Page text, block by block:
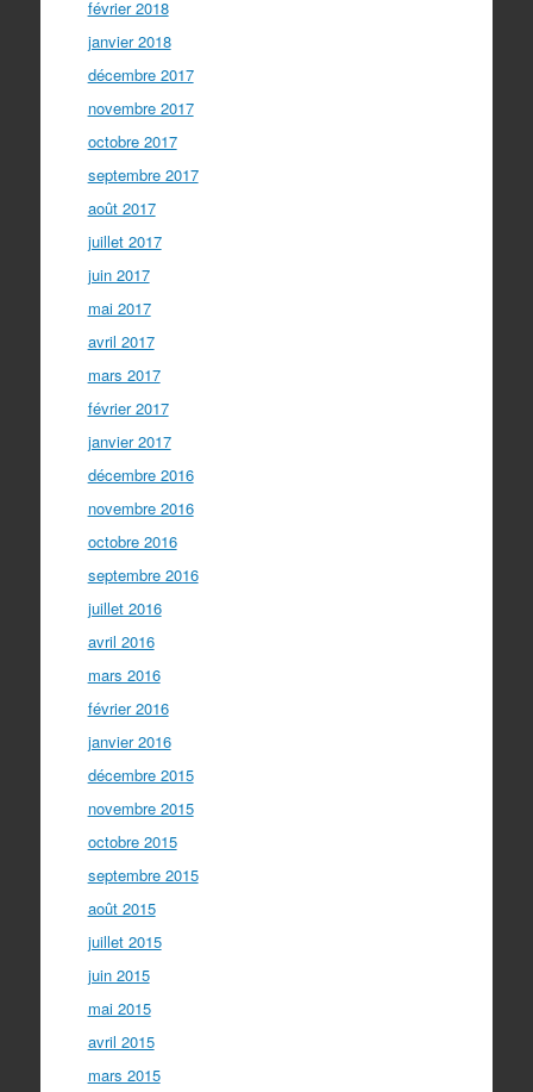
février 2018
janvier 2018
décembre 2017
novembre 2017
octobre 2017
septembre 2017
août 2017
juillet 2017
juin 2017
mai 2017
avril 2017
mars 2017
février 2017
janvier 2017
décembre 2016
novembre 2016
octobre 2016
septembre 2016
juillet 2016
avril 2016
mars 2016
février 2016
janvier 2016
décembre 2015
novembre 2015
octobre 2015
septembre 2015
août 2015
juillet 2015
juin 2015
mai 2015
avril 2015
mars 2015